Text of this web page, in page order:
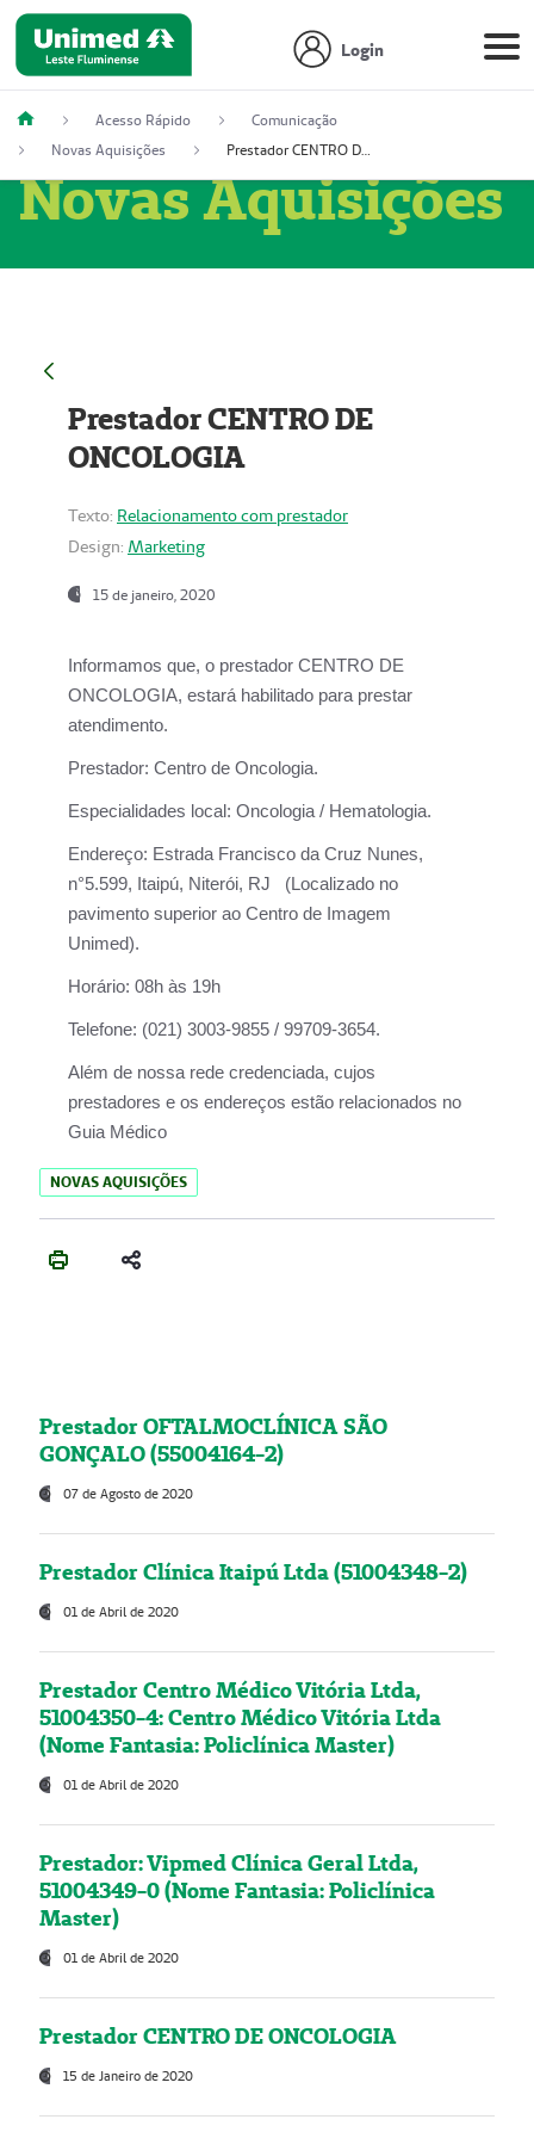
Login
Acesso Rápido
Comunicação
Novas Aquisições
Prestador CENTRO DE ONCOLOGIA
Novas Aquisições
Prestador CENTRO DE
ONCOLOGIA
Texto: Relacionamento com prestador
Design: Marketing
15 de janeiro, 2020
Informamos que, o prestador CENTRO DE
ONCOLOGIA, estará habilitado para prestar
atendimento.
Prestador: Centro de Oncologia.
Especialidades local: Oncologia / Hematologia.
Endereço: Estrada Francisco da Cruz Nunes,
n°5.599, Itaipú, Niterói, RJ (Localizado no
pavimento superior ao Centro de Imagem
Unimed).
Horário: 08h às 19h
Telefone: (021) 3003-9855 / 99709-3654.
Além de nossa rede credenciada, cujos
prestadores e os endereços estão relacionados no
Guia Médico
NOVAS AQUISIÇÕES
Prestador OFTALMOCLÍNICA SÃO
GONÇALO (55004164-2)
07 de Agosto de 2020
Prestador Clínica Itaipú Ltda (51004348-2)
01 de Abril de 2020
Prestador Centro Médico Vitória Ltda,
51004350-4: Centro Médico Vitória Ltda
(Nome Fantasia: Policlínica Master)
01 de Abril de 2020
Prestador: Vipmed Clínica Geral Ltda,
51004349-0 (Nome Fantasia: Policlínica
Master)
01 de Abril de 2020
Prestador CENTRO DE ONCOLOGIA
15 de Janeiro de 2020